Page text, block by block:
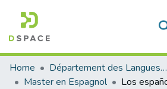
Communities & Collections
All of DSpace
Home
Département des Langues étrangères
Master en Espagnol